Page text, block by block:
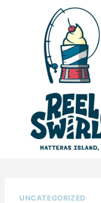
UNCATEGORIZED